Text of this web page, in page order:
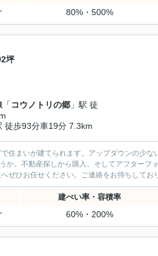
80%・500%
坪
「 コウノトリの郷 」駅 徒
徒歩93分車19分 7.3km
住まいが建てられます。アップダウンの少な
か。不動産探しから購入、そしてアフターフ
ぜひお任せください。ご連絡をお待ちしてお
建ぺい率・容積率
60%・200%